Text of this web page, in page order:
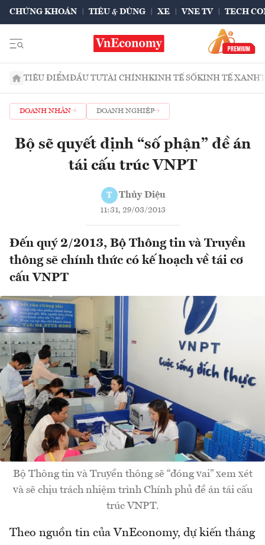
CHỨNG KHOÁN TIÊU & DÙNG XE VNE TV TECH
TIÊU ĐIỂMĐẦU TƯTÀI CHÍNHKINH TẾ SỐKINH TẾ XANH
DOANH NHÂN DOANH NGHIỆP
Bộ sẽ quyết định “số phận” đề án
tái cấu trúc VNPT
T Thủy Diệu
11:31, 29/03/2013
Đến quý 2/2013, Bộ Thông tin và Truyền
thông sẽ chính thức có kế hoạch về tái cơ
cấu VNPT
Bộ Thông tin và Truyền thông sẽ “đóng vai” xem xét
và sẽ chịu trách nhiệm trình Chính phủ đề án tái cấu
trúc VNPT.
Theo nguồn tin của VnEconomy, dự kiến tháng